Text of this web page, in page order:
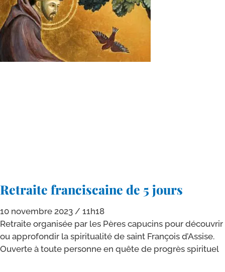
Retraite franciscaine de 5 jours
10 novembre 2023
11h18
Retraite orga­ni­sée par les Pères capu­cins pour décou­vrir
ou appro­fon­dir la spi­ri­tua­li­té de saint François d’Assise.
Ouverte à toute per­sonne en quête de pro­grès spirituel